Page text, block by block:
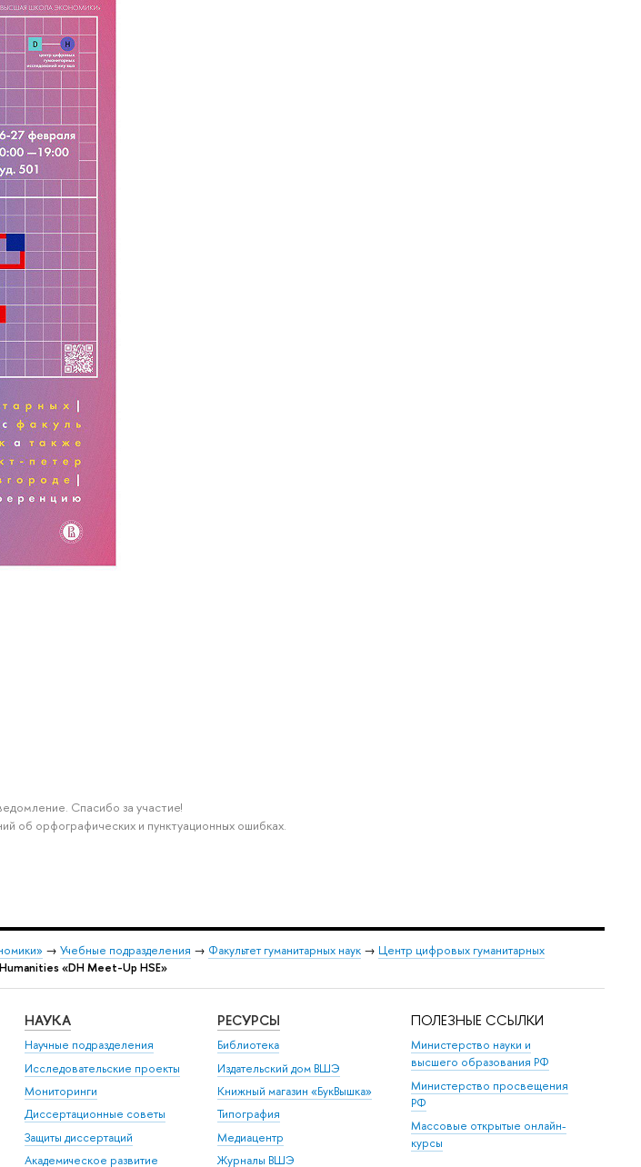
Спасибо за участие!
об орфографических и пунктуационных ошибках.
→ Учебные подразделения → Факультет гуманитарных наук → Центр цифровых гуманитарных
«DH Meet-Up HSE»
НАУКА
Научные подразделения
Исследовательские проекты
Мониторинги
Диссертационные советы
Защиты диссертаций
Академическое развитие
РЕСУРСЫ
Библиотека
Издательский дом ВШЭ
Книжный магазин «БукВышка»
Типография
Медиацентр
Журналы ВШЭ
ПОЛЕЗНЫЕ ССЫЛКИ
Министерство науки и
высшего образования РФ
Министерство просвещения
РФ
Массовые открытые онлайн-
курсы